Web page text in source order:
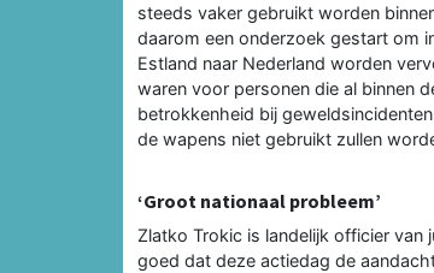
steeds vaker gebruikt worden
daarom een onderzoek gestart om
Estland naar Nederland worden
waren voor personen die al binnen
betrokkenheid bij
de wapens niet gebruikt zullen
‘Groot nationaal probleem’
Zlatko Trokic is landelijk officier van
goed dat deze actiedag de